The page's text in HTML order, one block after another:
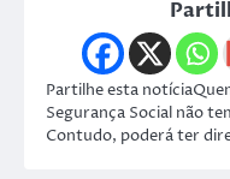
Partilhe esta
Segurança Social não
Contudo, poderá ter